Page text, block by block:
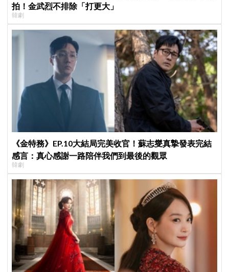
拍！金武烈不排除「打更大」
韓劇
《金特務》EP.10大結局完美收官！蘇志燮真摯發表完結
感言：真心感謝一路陪伴我們到最後的觀眾
韓劇